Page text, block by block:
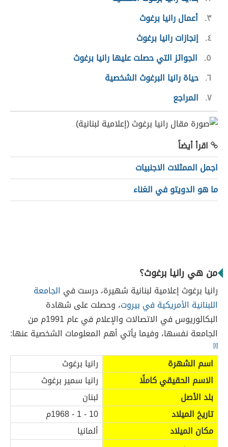
٣ أعمال رانيا برغوث
٤ إنجازات رانيا برغوث
٥
الجوائز التي حصلت عليها رانيا برغوث
٦ حياة رانيا البرغوث الشخصية
٧ المراجع
اقرأ أيضاً
اجمل الممثلات الاجنبيات
ما هو الدويتو في الغناء
من هي رانيا برغوث؟
رانيا برغوث إعلامية لبنانية شهيرة، درست في الجامعة
اللبنانية الأمريكية في بيروت، وحصلت على شهادة
البكالوريوس في الاتصالات والإعلام في عام 1991م من
الجامعة نفسها، وفيما يأتي أهم المعلومات الشخصية عنها:
[١]
اسم الشهرة
رانيا برغوث
الاسم الحقيقي كاملًا
رانيا سمير برغوث
بلد الأصل
لبنان
تاريخ الميلاد
10 - 1 - 1968م
مكان الميلاد
ألمانيا